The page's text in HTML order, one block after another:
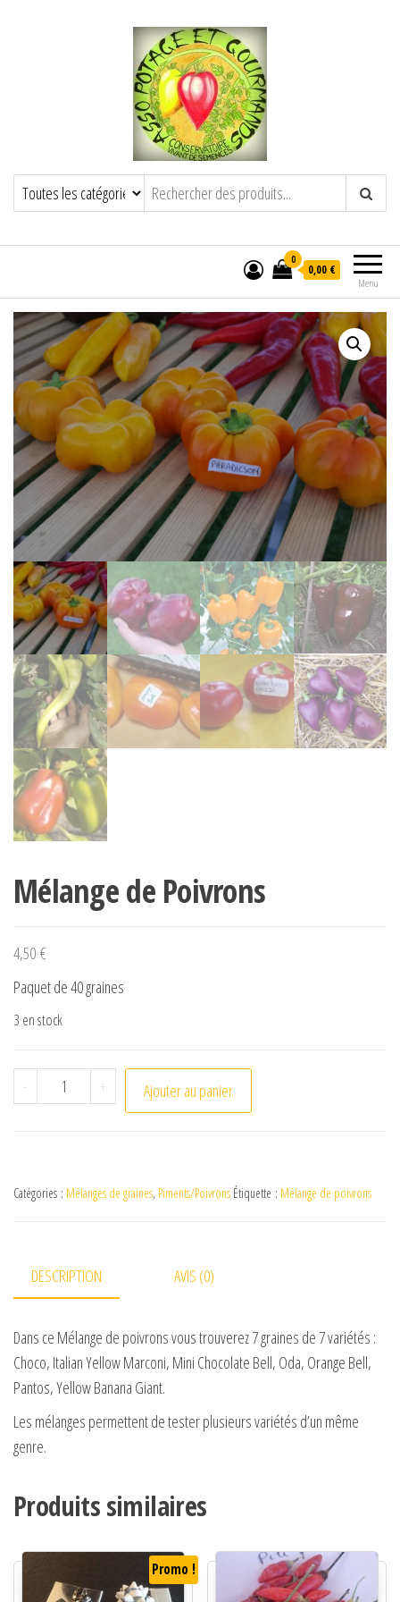
POTAGE ET GOURMANDSSemence paysanne naturelle
——————————————-
Menu
0
0,00 €
Mélange de Poivrons
4,50 €
Paquet de 40 graines
3 en stock
- quantité de Mélange de Poivrons
+ Ajouter au panier
Catégories : Mélanges de graines, Piments/Poivrons Étiquette : Mélange de poivrons
DESCRIPTION AVIS (0)
Dans ce Mélange de poivrons vous trouverez 7 graines de 7 variétés :
Choco, Italian Yellow Marconi, Mini Chocolate Bell, Oda, Orange Bell,
Pantos, Yellow Banana Giant.
Les mélanges permettent de tester plusieurs variétés d’un même
genre.
Produits similaires
Promo !